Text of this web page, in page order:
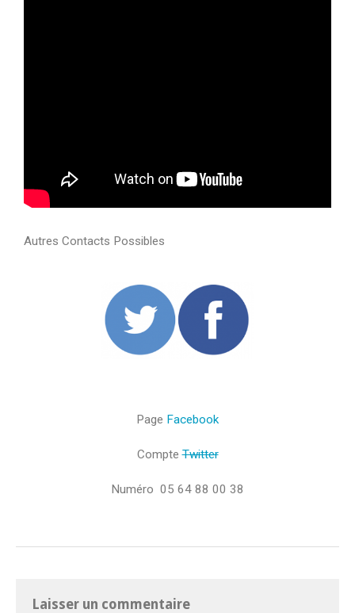
Autres Contacts Possibles
Page Facebook
CompteTwitter
Numéro 05 64 88 00 38
Laisser un commentaire